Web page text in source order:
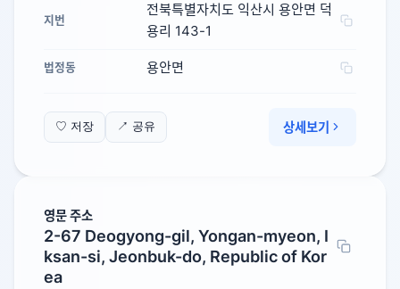
지번
전북특별자치도 익산시 용안면 덕
용리 143-1
법정동 용안면
♡ 저장 ↗ 공유 상세보기
영문 주소
2-67 Deogyong-gil, Yongan-myeon, I
ksan-si, Jeonbuk-do, Republic of Kor
ea